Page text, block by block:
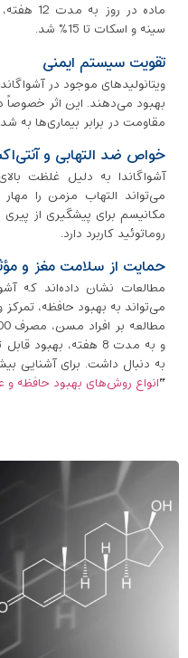
ماده
سینه و اسکات تا 15% شد.
تقویت سیستم ایمنی
ویتانولیدهای موجود در
بهبود می‌دهند. این اثر
مقاومت در برابر بیماری‌ها به
خواص ضد التهابی و
آشواگاندا به ‌دلیل غلظت
می‌تواند التهاب مزمن را
مکانیسم برای پیشگیری از
روماتوئید کاربرد دارد.
حمایت از سلامت مغز و
مطالعات نشان داده‌اند که
می‌تواند به بهبود حافظه،
و به مدت 8 هفته،
به ‌دنبال داشت. برای آشنایی
“انواع روش‌های بهبود حافظه و